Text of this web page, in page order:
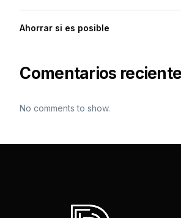
Ahorrar si es posible
Comentarios
No comments to show.